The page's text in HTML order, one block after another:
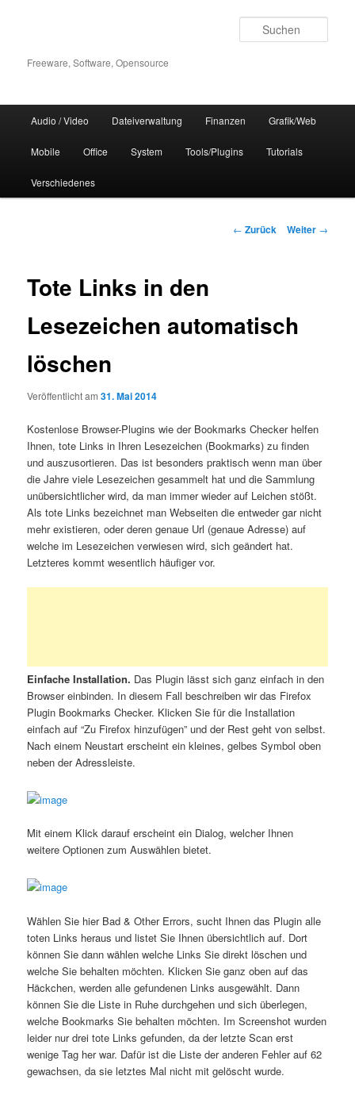
Freeware, Software, Opensource
Audio / Video Dateiverwaltung Finanzen Grafik/Web
Mobile Office System Tools/Plugins Tutorials
Verschiedenes
Beitrags-
← Zurück Weiter →
Tote Links in den
Lesezeichen automatisch
löschen
Veröffentlicht am31. Mai 2014
Kostenlose Browser-Plugins wie der Bookmarks Checker helfen
Ihnen, tote Links in Ihren Lesezeichen (Bookmarks) zu finden
und auszusortieren. Das ist besonders praktisch wenn man über
die Jahre viele Lesezeichen gesammelt hat und die Sammlung
unübersichtlicher wird, da man immer wieder auf Leichen stößt.
Als tote Links bezeichnet man Webseiten die entweder gar nicht
mehr existieren, oder deren genaue Url (genaue Adresse) auf
welche im Lesezeichen verwiesen wird, sich geändert hat.
Letzteres kommt wesentlich häufiger vor.
Einfache Installation. Das Plugin lässt sich ganz einfach in den
Browser einbinden. In diesem Fall beschreiben wir das Firefox
Plugin Bookmarks Checker. Klicken Sie für die Installation
einfach auf “Zu Firefox hinzufügen” und der Rest geht von selbst.
Nach einem Neustart erscheint ein kleines, gelbes Symbol oben
neben der Adressleiste.
Mit einem Klick darauf erscheint ein Dialog, welcher Ihnen
weitere Optionen zum Auswählen bietet.
Wählen Sie hier Bad & Other Errors, sucht Ihnen das Plugin alle
toten Links heraus und listet Sie Ihnen übersichtlich auf. Dort
können Sie dann wählen welche Links Sie direkt löschen und
welche Sie behalten möchten. Klicken Sie ganz oben auf das
Häckchen, werden alle gefundenen Links ausgewählt. Dann
können Sie die Liste in Ruhe durchgehen und sich überlegen,
welche Bookmarks Sie behalten möchten. Im Screenshot wurden
leider nur drei tote Links gefunden, da der letzte Scan erst
wenige Tag her war. Dafür ist die Liste der anderen Fehler auf 62
gewachsen, da sie letztes Mal nicht mit gelöscht wurde.